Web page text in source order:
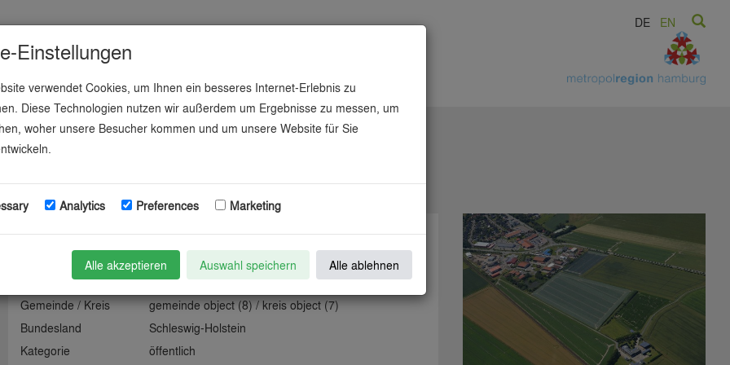
Partner Kontakt
DE EN
Informationen zur Industriefläche
Gemeinde / Kreis
gemeinde object (8) / kreis object (7)
Bundesland
Schleswig-Holstein
Kategorie
öffentlich
Einstellungen
verwendet Cookies, um Ihnen ein besseres Internet-Erlebnis zu
Diese Technologien nutzen wir außerdem um Ergebnisse zu messen, um
woher unsere Besucher kommen und um unsere Website für Sie
Analytics Preferences Marketing
Alle akzeptieren Auswahl speichern Alle ablehnen